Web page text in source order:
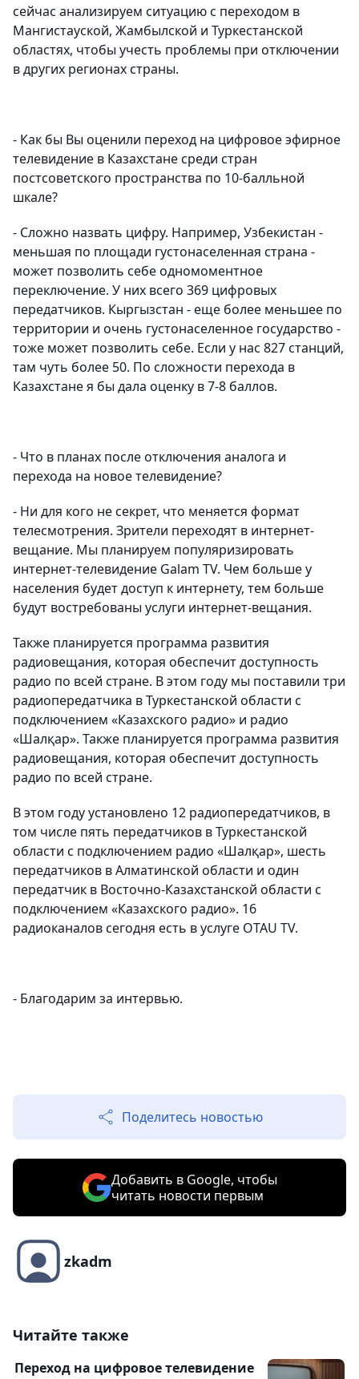
сейчас анализируем ситуацию с переходом в
Мангистауской, Жамбылской и Туркестанской
областях, чтобы учесть проблемы при отключении
в других регионах страны.
- Как бы Вы оценили переход на цифровое эфирное
телевидение в Казахстане среди стран
постсоветского пространства по 10-балльной
шкале?
- Сложно назвать цифру. Например, Узбекистан -
меньшая по площади густонаселенная страна -
может позволить себе одномоментное
переключение. У них всего 369 цифровых
передатчиков. Кыргызстан - еще более меньшее по
территории и очень густонаселенное государство -
тоже может позволить себе. Если у нас 827 станций,
там чуть более 50. По сложности перехода в
Казахстане я бы дала оценку в 7-8 баллов.
- Что в планах после отключения аналога и
перехода на новое телевидение?
- Ни для кого не секрет, что меняется формат
телесмотрения. Зрители переходят в интернет-
вещание. Мы планируем популяризировать
интернет-телевидение Galam TV. Чем больше у
населения будет доступ к интернету, тем больше
будут востребованы услуги интернет-вещания.
Также планируется программа развития
радиовещания, которая обеспечит доступность
радио по всей стране. В этом году мы поставили три
радиопередатчика в Туркестанской области с
подключением «Казахского радио» и радио
«Шалқар». Также планируется программа развития
радиовещания, которая обеспечит доступность
радио по всей стране.
В этом году установлено 12 радиопередатчиков, в
том числе пять передатчиков в Туркестанской
области с подключением радио «Шалқар», шесть
передатчиков в Алматинской области и один
передатчик в Восточно-Казахстанской области с
подключением «Казахского радио». 16
радиоканалов сегодня есть в услуге OTAU TV.
- Благодарим за интервью.
Поделитесь новостью
Добавить в Google, чтобы
читать новости первым
zkadm
Читайте также
Переход на цифровое телевидение